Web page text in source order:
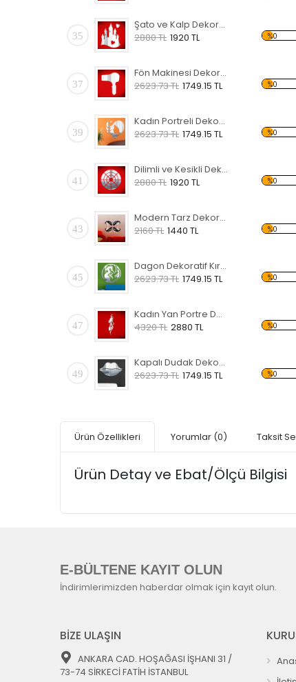
35
Şato ve Kalp Dekoratif Kırılmaz Ayna
2880 TL 1920 TL %0
37
Fön Makinesi Dekoratif Kırılmaz Ayna
2623.73 TL 1749.15 TL %0
39
Kadın Portreli Dekoratif Kırılmaz Ayna
2623.73 TL 1749.15 TL %0
41
Dilimli ve Kesikli Dekoratif Kırılmaz Ayna
2880 TL 1920 TL %0
43
Modern Tarz Dekoratif Kırılmaz Ayna
2160 TL 1440 TL %0
45
Dagon Dekoratif Kırılmaz Ayna
2623.73 TL 1749.15 TL %0
47
Kadın Yan Portre Dekoratif Kırılmaz Ayna
4320 TL 2880 TL %0
49
Kapalı Dudak Dekoratif Kırılmaz Ayna
2623.73 TL 1749.15 TL %0
Ürün Özellikleri Yorumlar (0) Taksit
Ürün Detay ve Ebat/Ölçü Bilgisi
E-BÜLTENE KAYIT OLUN
İndirimlerimizden haberdar olmak için kayıt olun.
BİZE ULAŞIN
ANKARA CAD. HOŞAĞASI İŞHANI 31 /
73-74 SİRKECİ FATİH İSTANBUL